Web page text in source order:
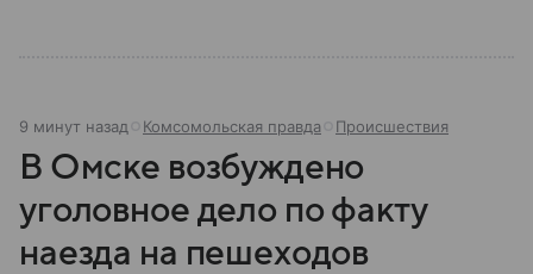
9 минут назад Комсомольская правда Происшествия
В Омске возбуждено
уголовное дело по факту
наезда на пешеходов